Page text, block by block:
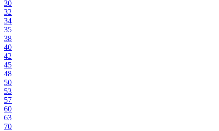
30
32
34
35
38
40
42
45
48
50
53
57
60
63
70